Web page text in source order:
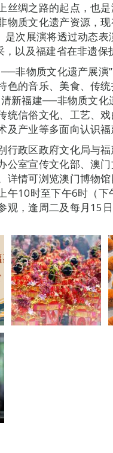
丝绸之路的起点，也
物质文化遗产资源，
次展演将透过动态
，以及福建省在非遗
非物质文化遗产展
色的音乐、美食、传
新福建──非物质文
统信俗文化、工艺、
及产业等多面向认识福
行政区政府文化局与
公室宣传文化部、澳
详情可浏览澳门博物
午10时至下午6时（
观，逢周二及每月15